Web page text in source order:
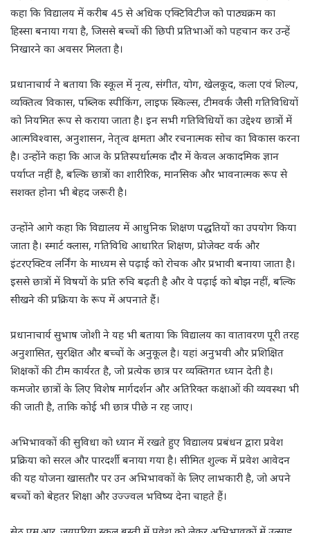
कहा कि विद्यालय में करीब 45 से अधिक एक्टिविटीज को पाठ्यक्रम का
हिस्सा बनाया गया है, जिससे बच्चों की छिपी प्रतिभाओं को पहचान कर उन्हें
निखारने का अवसर मिलता है।
प्रधानाचार्य ने बताया कि स्कूल में नृत्य, संगीत, योग, खेलकूद, कला एवं शिल्प,
व्यक्तित्व विकास, पब्लिक स्पीकिंग, लाइफ स्किल्स, टीमवर्क जैसी गतिविधियों
को नियमित रूप से कराया जाता है। इन सभी गतिविधियों का उद्देश्य छात्रों में
आत्मविश्वास, अनुशासन, नेतृत्व क्षमता और रचनात्मक सोच का विकास करना
है। उन्होंने कहा कि आज के प्रतिस्पर्धात्मक दौर में केवल अकादमिक ज्ञान
पर्याप्त नहीं है, बल्कि छात्रों का शारीरिक, मानसिक और भावनात्मक रूप से
सशक्त होना भी बेहद जरूरी है।
उन्होंने आगे कहा कि विद्यालय में आधुनिक शिक्षण पद्धतियों का उपयोग किया
जाता है। स्मार्ट क्लास, गतिविधि आधारित शिक्षण, प्रोजेक्ट वर्क और
इंटरएक्टिव लर्निंग के माध्यम से पढ़ाई को रोचक और प्रभावी बनाया जाता है।
इससे छात्रों में विषयों के प्रति रुचि बढ़ती है और वे पढ़ाई को बोझ नहीं, बल्कि
सीखने की प्रक्रिया के रूप में अपनाते हैं।
प्रधानाचार्य सुभाष जोशी ने यह भी बताया कि विद्यालय का वातावरण पूरी तरह
अनुशासित, सुरक्षित और बच्चों के अनुकूल है। यहां अनुभवी और प्रशिक्षित
शिक्षकों की टीम कार्यरत है, जो प्रत्येक छात्र पर व्यक्तिगत ध्यान देती है।
कमजोर छात्रों के लिए विशेष मार्गदर्शन और अतिरिक्त कक्षाओं की व्यवस्था भी
की जाती है, ताकि कोई भी छात्र पीछे न रह जाए।
अभिभावकों की सुविधा को ध्यान में रखते हुए विद्यालय प्रबंधन द्वारा प्रवेश
प्रक्रिया को सरल और पारदर्शी बनाया गया है। सीमित शुल्क में प्रवेश आवेदन
की यह योजना खासतौर पर उन अभिभावकों के लिए लाभकारी है, जो अपने
बच्चों को बेहतर शिक्षा और उज्ज्वल भविष्य देना चाहते हैं।